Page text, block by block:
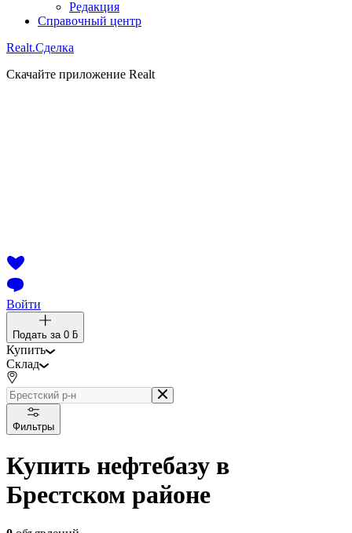
Редакция
Справочный центр
Realt.Сделка
Скачайте приложение Realt
Войти
Подать за 0 ƃ
Купить
Склад
Фильтры
Купить нефтебазу в
Брестском районе